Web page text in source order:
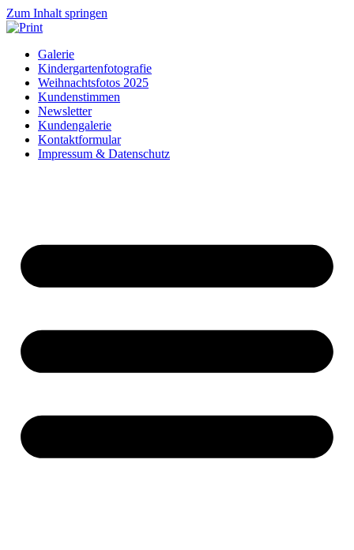
Zum Inhalt springen
Galerie
Kindergartenfotografie
Weihnachtsfotos 2025
Kundenstimmen
Newsletter
Kundengalerie
Kontaktformular
Impressum & Datenschutz